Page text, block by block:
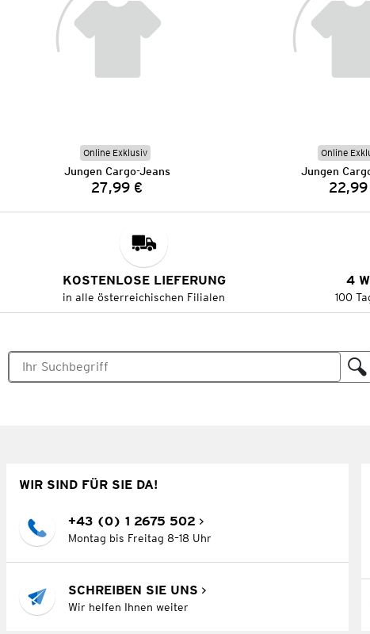
Online Exklusiv
Jungen Cargo-Jeans
Preis:
27,99 €
Online
Jungen
22,99
KOSTENLOSE LIEFERUNG
in alle österreichischen Filialen
4
100
WIR SIND FÜR SIE DA!
+43 (0) 1 2675 502
Montag bis Freitag 8–18 Uhr
SCHREIBEN SIE UNS
Wir helfen Ihnen weiter